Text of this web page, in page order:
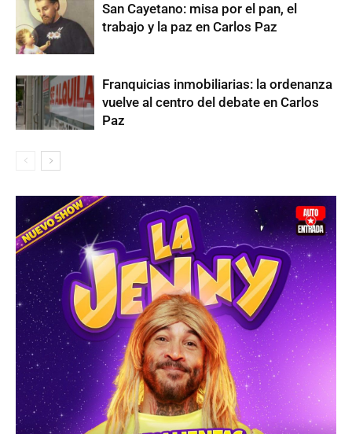
San Cayetano: misa por el pan, el
trabajo y la paz en Carlos Paz
Franquicias inmobiliarias: la ordenanza
vuelve al centro del debate en Carlos
Paz